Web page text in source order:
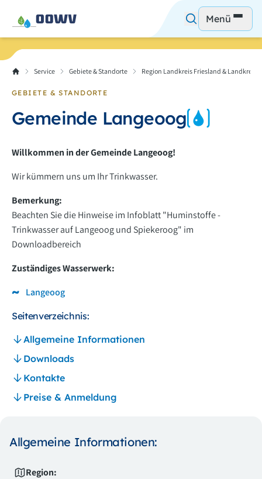
Menü
Service Gebiete & Standorte Region Landkreis Friesland & Landkreis
GEBIETE & STANDORTE
Gemeinde Langeoog
Willkommen in der Gemeinde Langeoog!
Wir kümmern uns um Ihr Trinkwasser.
Bemerkung:
Beachten Sie die Hinweise im Infoblatt "Huminstoffe -
Trinkwasser auf Langeoog und Spiekeroog" im
Downloadbereich
Zuständiges Wasserwerk:
Langeoog
Seitenverzeichnis:
Allgemeine Informationen
Downloads
Kontakte
Preise & Anmeldung
Allgemeine Informationen:
Region: